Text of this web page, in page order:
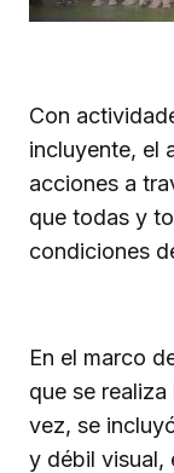
Con
incluyente, el
acciones a
que todas y
condiciones
En el marco
que se
vez, se
y débil visual,